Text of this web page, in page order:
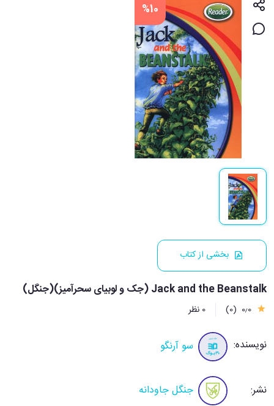
%10
بخشی از کتاب
Jack and the Beanstalk (جک و لوبیای سحرآمیز)(جنگل)
0٫0 (0) 0 نظر
نویسنده: سو آرنگو
نشر: جنگل جاودانه